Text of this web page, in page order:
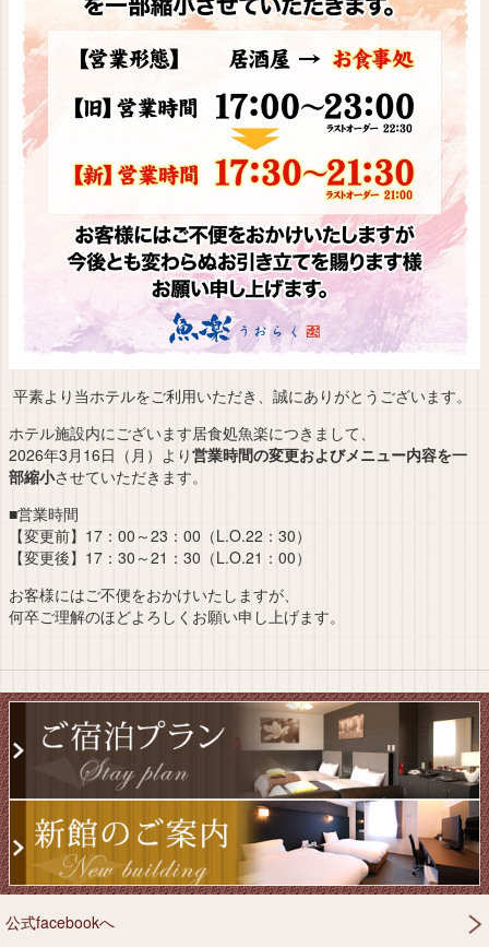
平素より当ホテルをご利用いただき、誠にありがとうございます。
ホテル施設内にございます居食処魚楽につきまして、
2026年3月16日（月）より営業時間の変更およびメニュー内容を一
部縮小させていただきます。
■営業時間
【変更前】17：00～23：00（L.O.22：30）
【変更後】17：30～21：30（L.O.21：00）
お客様にはご不便をおかけいたしますが、
何卒ご理解のほどよろしくお願い申し上げます。
公式facebookへ